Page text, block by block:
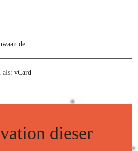
als: vCard
dieser